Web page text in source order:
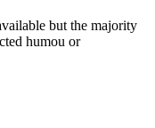
but the majority
humou or